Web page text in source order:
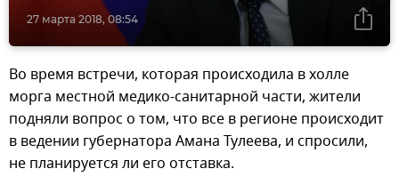
27 марта 2018, 08:54
Во время встречи, которая происходила в холле
морга местной медико-санитарной части, жители
подняли вопрос о том, что все в регионе происходит
в ведении губернатора Амана Тулеева, и спросили,
не планируется ли его отставка.